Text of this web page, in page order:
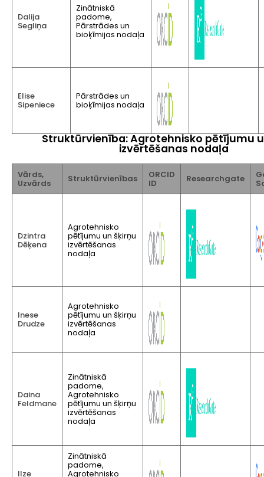
Dalija
Segliņa
Zinātniskā
padome,
Pārstrādes un
bioķīmijas nodaļa
Elise
Sipeniece
Pārstrādes un
bioķīmijas nodaļa
Struktūrvienība: Agrotehnisko pētījumu
izvērtēšanas nodaļa
Vārds,
Uzvārds Struktūrvienības ORCID
ID Researchgate
Dzintra
Dēķena
Agrotehnisko
pētījumu un šķirņu
izvērtēšanas
nodaļa
Inese
Drudze
Agrotehnisko
pētījumu un šķirņu
izvērtēšanas
nodaļa
Daina
Feldmane
Zinātniskā
padome,
Agrotehnisko
pētījumu un šķirņu
izvērtēšanas
nodaļa
Ilze
Zinātniskā
padome,
Agrotehnisko